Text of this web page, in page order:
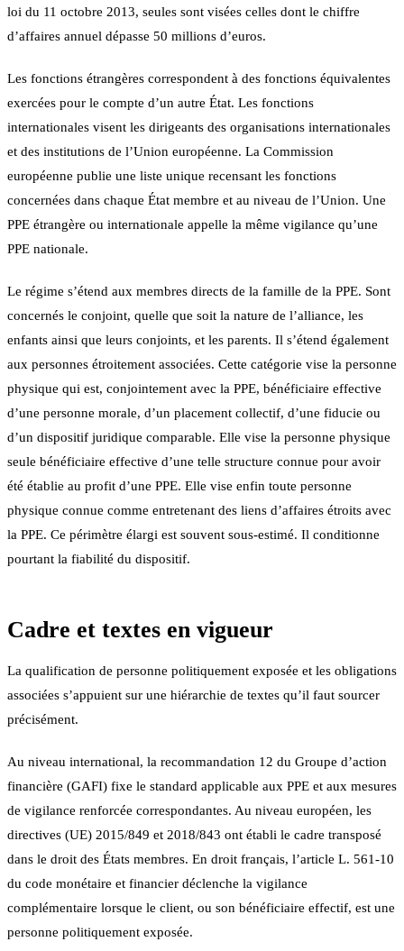
loi du 11 octobre 2013, seules sont visées celles dont le chiffre
d’affaires annuel dépasse 50 millions d’euros.
Les fonctions étrangères correspondent à des fonctions équivalentes
exercées pour le compte d’un autre État. Les fonctions
internationales visent les dirigeants des organisations internationales
et des institutions de l’Union européenne. La Commission
européenne publie une liste unique recensant les fonctions
concernées dans chaque État membre et au niveau de l’Union. Une
PPE étrangère ou internationale appelle la même vigilance qu’une
PPE nationale.
Le régime s’étend aux membres directs de la famille de la PPE. Sont
concernés le conjoint, quelle que soit la nature de l’alliance, les
enfants ainsi que leurs conjoints, et les parents. Il s’étend également
aux personnes étroitement associées. Cette catégorie vise la personne
physique qui est, conjointement avec la PPE, bénéficiaire effective
d’une personne morale, d’un placement collectif, d’une fiducie ou
d’un dispositif juridique comparable. Elle vise la personne physique
seule bénéficiaire effective d’une telle structure connue pour avoir
été établie au profit d’une PPE. Elle vise enfin toute personne
physique connue comme entretenant des liens d’affaires étroits avec
la PPE. Ce périmètre élargi est souvent sous-estimé. Il conditionne
pourtant la fiabilité du dispositif.
Cadre et textes en vigueur
La qualification de personne politiquement exposée et les obligations
associées s’appuient sur une hiérarchie de textes qu’il faut sourcer
précisément.
Au niveau international, la recommandation 12 du Groupe d’action
financière (GAFI) fixe le standard applicable aux PPE et aux mesures
de vigilance renforcée correspondantes. Au niveau européen, les
directives (UE) 2015/849 et 2018/843 ont établi le cadre transposé
dans le droit des États membres. En droit français, l’article L. 561-10
du code monétaire et financier déclenche la vigilance
complémentaire lorsque le client, ou son bénéficiaire effectif, est une
personne politiquement exposée.